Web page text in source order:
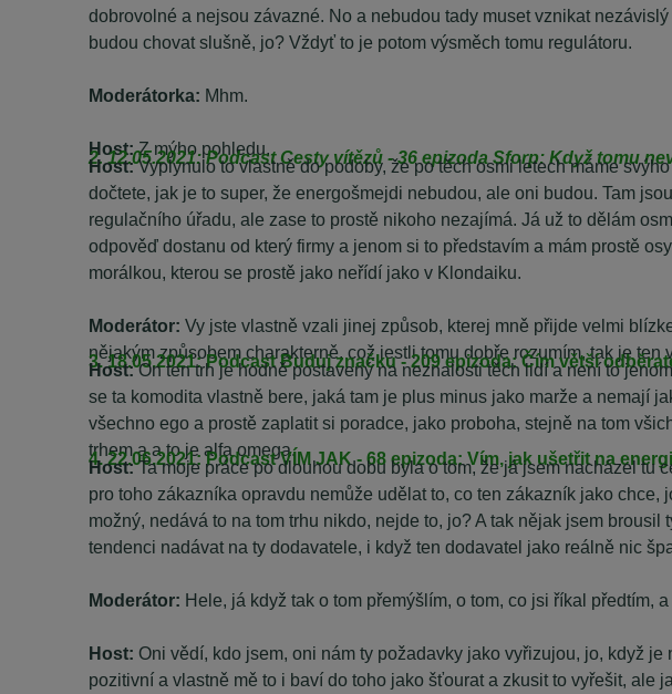
dobrovolné a nejsou závazné. No a nebudou tady muset vznikat
budou chovat slušně, jo? Vždyť to je potom výsměch tomu regulátoru.
Moderátorka: Mhm.
Host:Z mýho pohledu.
2. 12.05.2021: Podcast Cesty vítězů - 36 epizoda Sforp: Když tomu
Host:Vyplynulo to vlastně do podoby, že po těch osmi letech máme
dočtete, jak je to super, že energošmejdi nebudou, ale oni budou. Tam
regulačního úřadu, ale zase to prostě nikoho nezajímá. Já už to dělám
odpověď dostanu od který firmy a jenom si to představím a mám prostě
morálkou, kterou se prostě jako neřídí jako v Klondaiku.
Moderátor: Vy jste vlastně vzali jinej způsob, kterej mně přijde velmi
nějakým způsobem charakterně, což jestli tomu dobře rozumím, tak je ten
3. 18.05.2021: Podcast Buduj značku - 209 epizoda: Čím větší
Host:On ten trh je hodně postavený na neznalosti těch lidí a není to
se ta komodita vlastně bere, jaká tam je plus minus jako marže a nemají
všechno ego a prostě zaplatit si poradce, jako proboha, stejně na tom
trhem a a to je alfa omega.
4. 22.06.2021: Podcast VÍM JAK - 68 epizoda: Vím, jak ušetřit na
Host:Ta moje práce po dlouhou dobu byla o tom, že já jsem nacházel tu
pro toho zákazníka opravdu nemůže udělat to, co ten zákazník jako
možný, nedává to na tom trhu nikdo, nejde to, jo? A tak nějak jsem
tendenci nadávat na ty dodavatele, i když ten dodavatel jako reálně nic
Moderátor: Hele, já když tak o tom přemýšlím, o tom, co jsi říkal předtím,
Host: Oni vědí, kdo jsem, oni nám ty požadavky jako vyřizujou, jo, když
pozitivní a vlastně mě to i baví do toho jako šťourat a zkusit to vyřešit, ale